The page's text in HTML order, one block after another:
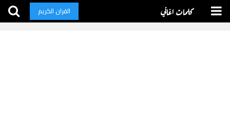
كلمات اغاني القران الكريم